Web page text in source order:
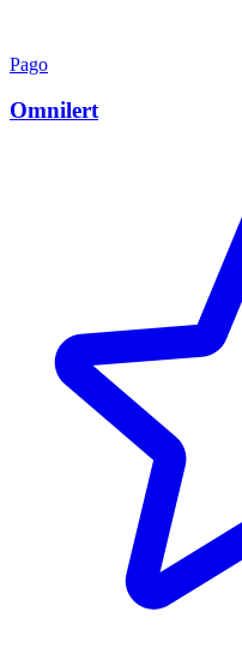
Pago
Omnilert